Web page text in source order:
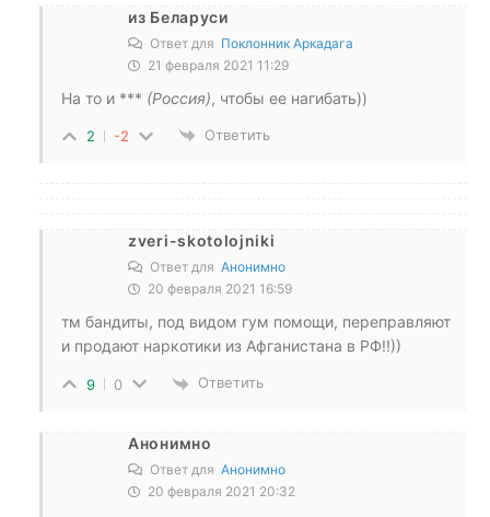
из Беларуси
Ответ для Поклонник Аркадага
21 февраля 2021 11:29
На то и *** (Россия), чтобы ее нагибать))
2 -2 Ответить
zveri-skotolojniki
Ответ для Анонимно
20 февраля 2021 16:59
тм бандиты, под видом гум помощи, переправляют
и продают наркотики из Афганистана в РФ!!))
9 0 Ответить
Анонимно
Ответ для Анонимно
20 февраля 2021 20:32